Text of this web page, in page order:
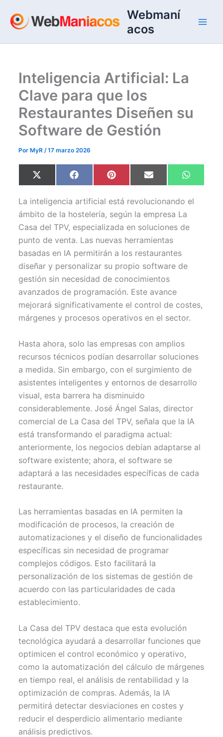
contenido
Webmaní
acos
Inteligencia Artificial: La
Clave para que los
Restaurantes Diseñen su
Software de Gestión
Por MyR/17 marzo 2026
Compartir
en
X
(
w
i
t
t
e
)
Compartir
en
F
a
e
b
o
o
k
Compartir
en
P
i
t
e
r
e
s
Compartir
en
E
m
i
l
en
W
h
t
s
La inteligencia artificial está revolucionando el
ámbito de la hostelería, según la empresa La
Casa del TPV, especializada en soluciones de
punto de venta. Las nuevas herramientas
basadas en IA permitirán a los restaurantes
diseñar y personalizar su propio software de
gestión sin necesidad de conocimientos
avanzados de programación. Este avance
mejorará significativamente el control de costes,
márgenes y procesos operativos en el sector.
Hasta ahora, solo las empresas con amplios
recursos técnicos podían desarrollar soluciones
a medida. Sin embargo, con el surgimiento de
asistentes inteligentes y entornos de desarrollo
visual, esta barrera ha disminuido
considerablemente. José Ángel Salas, director
comercial de La Casa del TPV, señala que la IA
está transformando el paradigma actual:
anteriormente, los negocios debían adaptarse al
software existente; ahora, el software se
adaptará a las necesidades específicas de cada
restaurante.
Las herramientas basadas en IA permiten la
modificación de procesos, la creación de
automatizaciones y el diseño de funcionalidades
específicas sin necesidad de programar
complejos códigos. Esto facilitará la
personalización de los sistemas de gestión de
acuerdo con las particularidades de cada
establecimiento.
La Casa del TPV destaca que esta evolución
tecnológica ayudará a desarrollar funciones que
optimicen el control económico y operativo,
como la automatización del cálculo de márgenes
en tiempo real, el análisis de rentabilidad y la
optimización de compras. Además, la IA
permitirá detectar desviaciones en costes y
reducir el desperdicio alimentario mediante
análisis predictivos.